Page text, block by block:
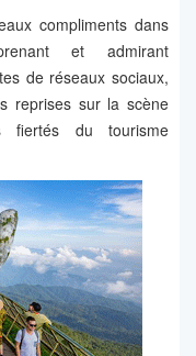
compliments dans
et admirant
de réseaux sociaux,
reprises sur la scène
fiertés du tourisme